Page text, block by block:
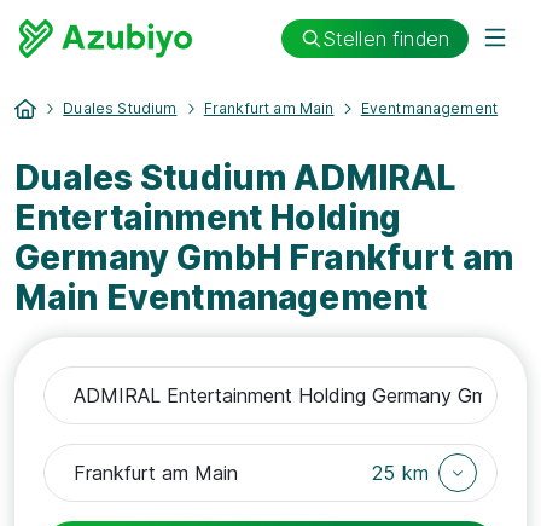
Stellen finden
Duales Studium Frankfurt am Main Eventmanagement
Duales Studium ADMIRAL
Entertainment Holding
Germany GmbH Frankfurt am
Main Eventmanagement
25 km